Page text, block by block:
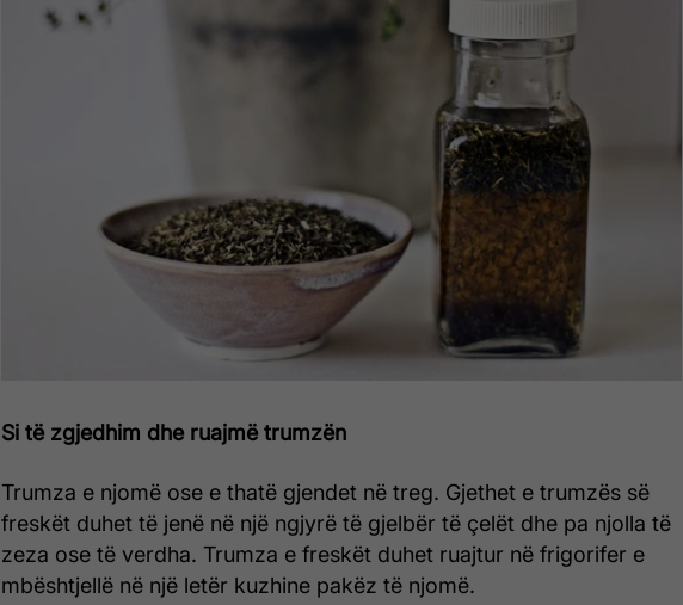
Si të zgjedhim dhe ruajmë trumzën
Trumza e njomë ose e thatë gjendet në treg. Gjethet e trumzës së
freskët duhet të jenë në një ngjyrë të gjelbër të çelët dhe pa njolla të
zeza ose të verdha. Trumza e freskët duhet ruajtur në frigorifer e
mbështjellë në një letër kuzhine pakëz të njomë.